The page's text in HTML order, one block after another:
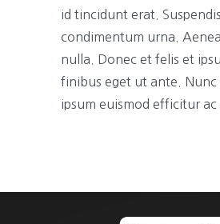
id tincidunt erat.
condimentum urna.
nulla. Donec et felis et
finibus eget ut ante. Nunc
ipsum euismod efficitur ac